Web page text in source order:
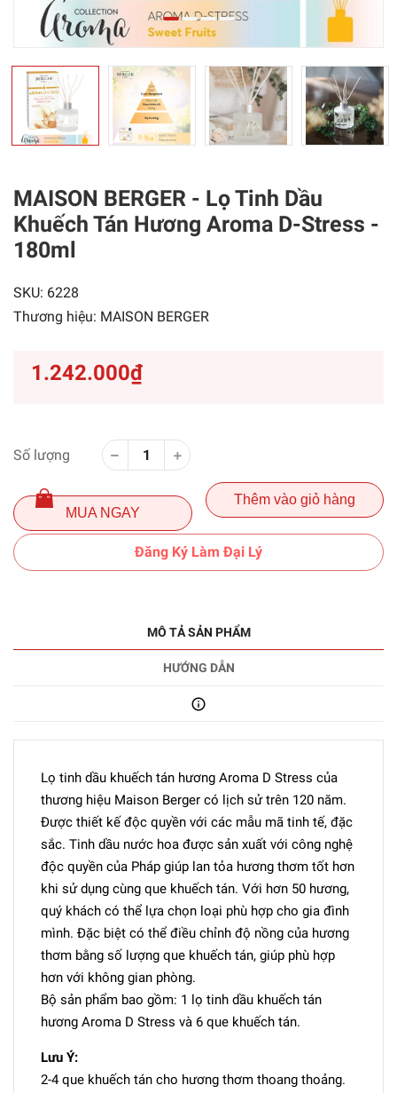
MAISON BERGER - Lọ Tinh Dầu
Khuếch Tán Hương Aroma D-Stress -
180ml
SKU: 6228
Thương hiệu: MAISON BERGER
1.242.000₫
Số lượng
MUA NGAY
Thêm vào giỏ hàng
Đăng Ký Làm Đại Lý
MÔ TẢ SẢN PHẨM
HƯỚNG DẪN
Lọ tinh dầu khuếch tán hương Aroma D Stress của
thương hiệu Maison Berger có lịch sử trên 120 năm.
Được thiết kế độc quyền với các mẫu mã tinh tế, đặc
sắc. Tinh dầu nước hoa được sản xuất với công nghệ
độc quyền của Pháp giúp lan tỏa hương thơm tốt hơn
khi sử dụng cùng que khuếch tán. Với hơn 50 hương,
quý khách có thể lựa chọn loại phù hợp cho gia đình
mình. Đặc biệt có thể điều chỉnh độ nồng của hương
thơm bằng số lượng que khuếch tán, giúp phù hợp
hơn với không gian phòng.
Bộ sản phẩm bao gồm: 1 lọ tinh dầu khuếch tán
hương Aroma D Stress và 6 que khuếch tán.
Lưu Ý:
2-4 que khuếch tán cho hương thơm thoang thoảng.